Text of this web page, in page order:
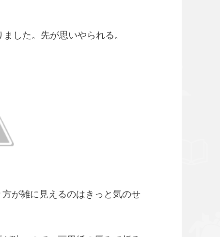
した。先が思いやられる。
が雑に見えるのはきっと気のせ